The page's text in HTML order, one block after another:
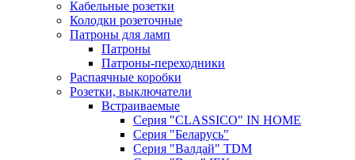
Кабельные розетки
Колодки розеточные
Патроны для ламп
Патроны
Патроны-переходники
Распаячные коробки
Розетки, выключатели
Встраиваемые
Серия "CLASSICO" IN HOME
Серия "Беларусь"
Серия "Валдай" TDM